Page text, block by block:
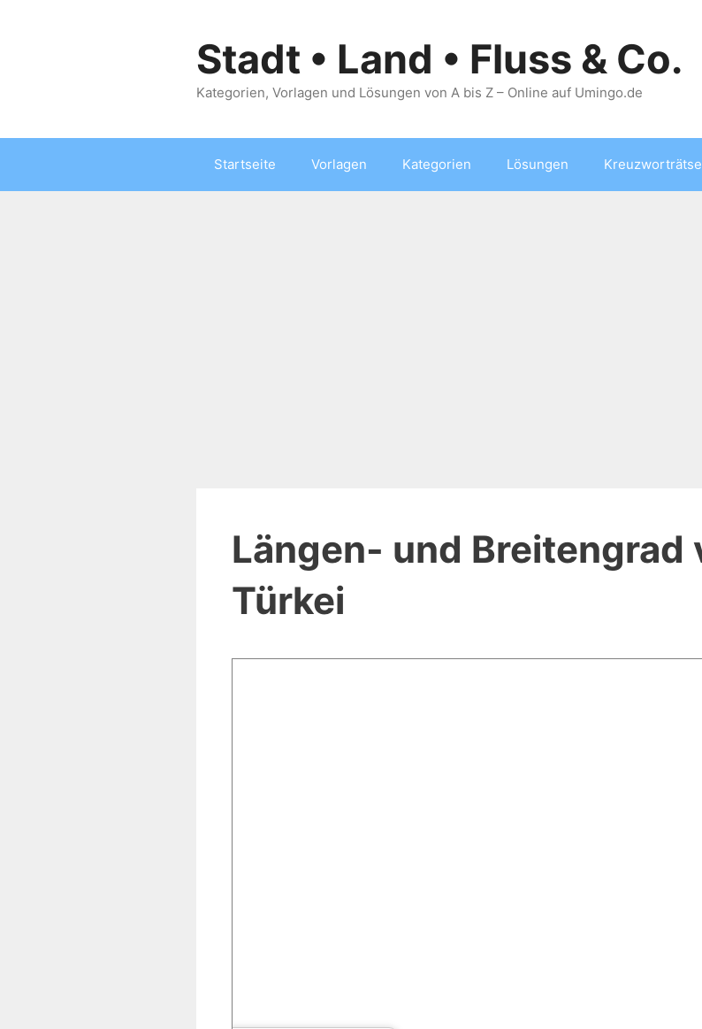
Stadt • Land • Fluss & Co.
Kategorien, Vorlagen und Lösungen von A bis Z – Online auf Umingo.de
Startseite Vorlagen Kategorien Lösungen
Längen- und Breitengrad
Türkei